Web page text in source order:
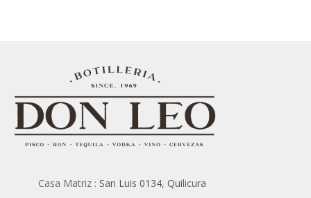
Casa Matriz : San Luis 0134, Quilicura